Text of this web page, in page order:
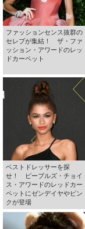
ファッションセンス抜群の
セレブが集結！ ザ・ファ
ッション・アワードのレッ
ドカーペット
ベストドレッサーを探
せ！ ピープルズ・チョイ
ス・アワードのレッドカー
ペットにゼンデイヤやピン
クが登場